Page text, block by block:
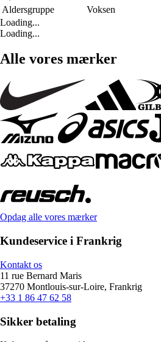
Aldersgruppe
Voksen
Loading...
Loading...
Alle vores mærker
Opdag alle vores mærker
Kundeservice i Frankrig
Kontakt os
11 rue Bernard Maris
37270 Montlouis-sur-Loire, Frankrig
+33 1 86 47 62 58
Sikker betaling